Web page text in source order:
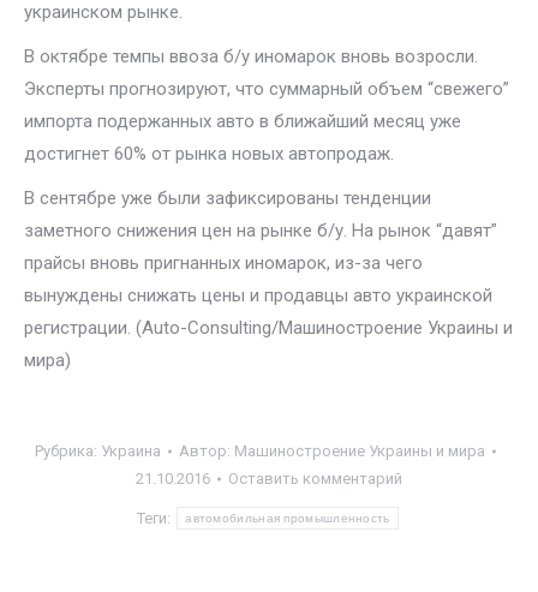
украинском рынке.
В октябре темпы ввоза б/у иномарок вновь возросли.
Эксперты прогнозируют, что суммарный объем “свежего”
импорта подержанных авто в ближайший месяц уже
достигнет 60% от рынка новых автопродаж.
В сентябре уже были зафиксированы тенденции
заметного снижения цен на рынке б/у. На рынок “давят”
прайсы вновь пригнанных иномарок, из-за чего
вынуждены снижать цены и продавцы авто украинской
регистрации. (Auto-Consulting/Машиностроение Украины и
мира)
Рубрика: Украина Автор: Машиностроение Украины и мира
21.10.2016
Оставить комментарий
Теги: автомобильная промышленность